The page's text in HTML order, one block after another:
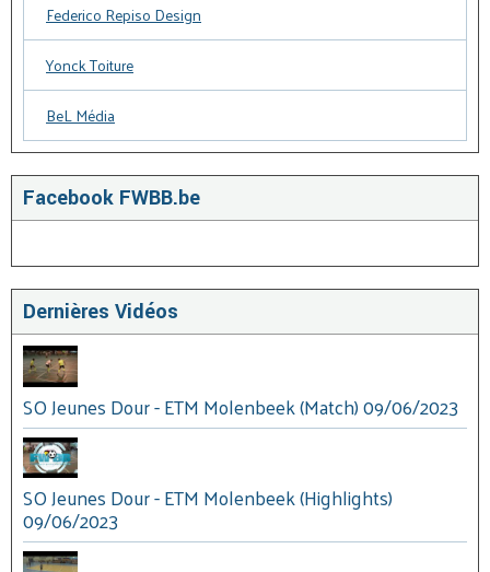
Federico Repiso Design
Yonck Toiture
BeL Média
Facebook FWBB.be
Dernières Vidéos
SO Jeunes Dour - ETM Molenbeek (Match) 09/06/2023
SO Jeunes Dour - ETM Molenbeek (Highlights)
09/06/2023